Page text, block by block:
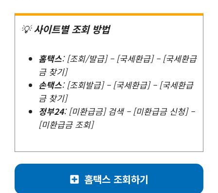
💡사이트별 조회 방법
홈택스: [조회/발급] – [국세환급] – [국세환급
금 찾기]
손택스: [조회발급] – [국세환급] – [국세환급
금 찾기]
정부24: [미환급금] 검색 – [미환급금 신청] –
[미환급금 조회]
홈택스 조회하기